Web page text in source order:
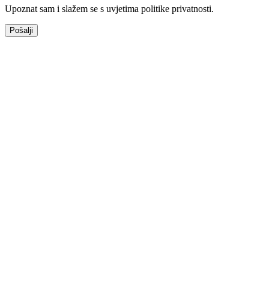
Upoznat sam i slažem se s uvjetima politike privatnosti.
Pošalji